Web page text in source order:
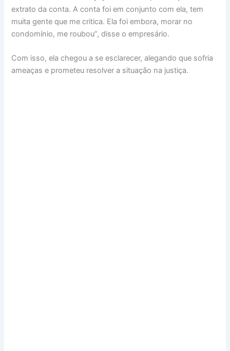
extrato da conta. A conta foi em conjunto com ela, tem
muita gente que me critica. Ela foi embora, morar no
condomínio, me roubou”, disse o empresário.
Com isso, ela chegou a se esclarecer, alegando que sofria
ameaças e prometeu resolver a situação na justiça.